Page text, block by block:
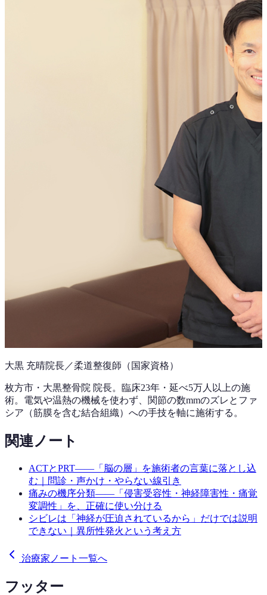
大黒 充晴院長／柔道整復師（国家資格）
枚方市・大黒整骨院 院長。 臨床23年 ・延べ5万人以上の施
術。電気や温熱の機械を使わず、関節の数mmのズレとファ
シア（筋膜を含む結合組織）への手技を軸に施術する。
関連ノート
ACTとPRT——「脳の層」を施術者の言葉に落とし込
む｜問診・声かけ・やらない線引き
痛みの機序分類——「侵害受容性・神経障害性・痛覚
変調性」を、正確に使い分ける
シビレは「神経が圧迫されているから」だけでは説明
できない｜異所性発火という考え方
治療家ノート一覧へ
フッター